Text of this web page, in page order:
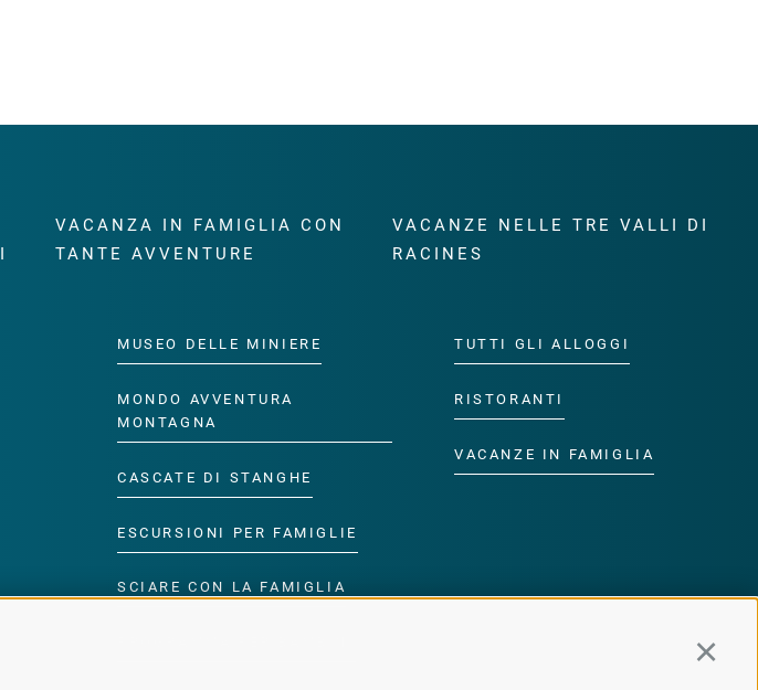
VACANZA IN FAMIGLIA CON
TANTE AVVENTURE
MUSEO DELLE MINIERE
MONDO AVVENTURA
MONTAGNA
CASCATE DI STANGHE
ESCURSIONI PER FAMIGLIE
SCIARE CON LA FAMIGLIA
VACANZE NELLE TRE VALLI DI
RACINES
TUTTI GLI ALLOGGI
RISTORANTI
VACANZE IN FAMIGLIA